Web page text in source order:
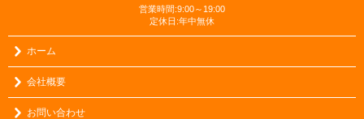
営業時間:9:00～19:00
定休日:年中無休
ホーム
会社概要
お問い合わせ